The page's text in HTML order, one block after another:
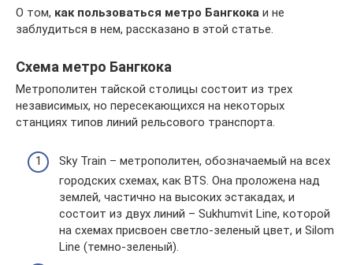
О том, как пользоваться метро Бангкока и не
заблудиться в нем, рассказано в этой статье.
Схема метро Бангкока
Метрополитен тайской столицы состоит из трех
независимых, но пересекающихся на некоторых
станциях типов линий рельсового транспорта.
Sky Train – метрополитен, обозначаемый на всех
городских схемах, как BTS. Она проложена над
землей, частично на высоких эстакадах, и
состоит из двух линий – Sukhumvit Line, которой
на схемах присвоен светло-зеленый цвет, и Silom
Line (темно-зеленый).